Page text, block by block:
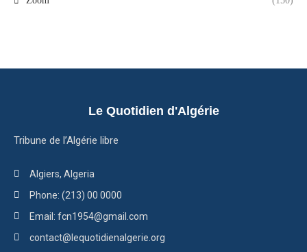
Le Quotidien d'Algérie
Tribune de l’Algérie libre
Algiers, Algeria
Phone: (213) 00 0000
Email: fcn1954@gmail.com
contact@lequotidienalgerie.org